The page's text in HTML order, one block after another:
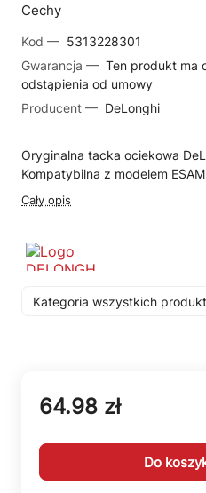
Cechy
Kod — 5313228301
Gwarancja — Ten produkt ma
odstąpienia od umowy
Producent — DeLonghi
Oryginalna tacka ociekowa
Kompatybilna z modelem
Cały opis
Kategoria wszystkich
64.98 zł
Do